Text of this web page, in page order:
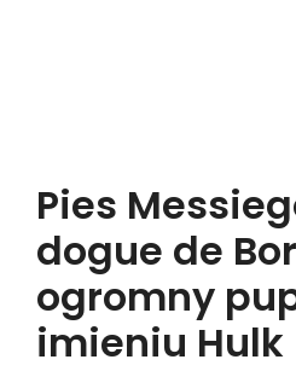
Pies
dogue de
ogromny
imieniu Hulk